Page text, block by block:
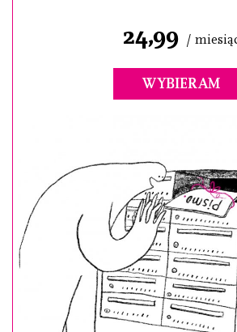
24,99 /
WYBIERAM